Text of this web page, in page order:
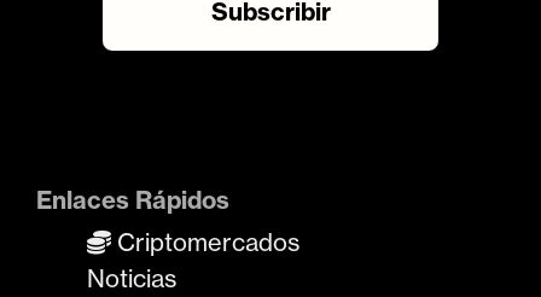
Enlaces Rápidos
Criptomercados
Noticias